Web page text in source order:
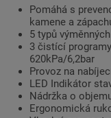
Pomáhá s
kamene a
5 typů
3 čistící
620kPa/6,2bar
Provoz na
LED Indikátor
Nádržka o
Ergonomická